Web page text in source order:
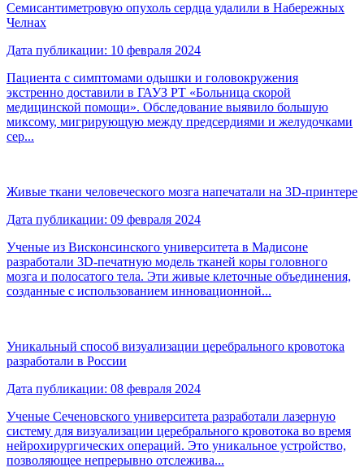
Семисантиметровую опухоль сердца удалили в Набережных
Челнах
Дата публикации: 10 февраля 2024
Пациента с симптомами одышки и головокружения
экстренно доставили в ГАУЗ РТ «Больница скорой
медицинской помощи». Обследование выявило большую
миксому, мигрирующую между предсердиями и желудочками
сер...
Живые ткани человеческого мозга напечатали на 3D-принтере
Дата публикации: 09 февраля 2024
Ученые из Висконсинского университета в Мадисоне
разработали 3D-печатную модель тканей коры головного
мозга и полосатого тела. Эти живые клеточные объединения,
созданные с использованием инновационной...
Уникальный способ визуализации церебрального кровотока
разработали в России
Дата публикации: 08 февраля 2024
Ученые Сеченовского университета разработали лазерную
систему для визуализации церебрального кровотока во время
нейрохирургических операций. Это уникальное устройство,
позволяющее непрерывно отслежива...